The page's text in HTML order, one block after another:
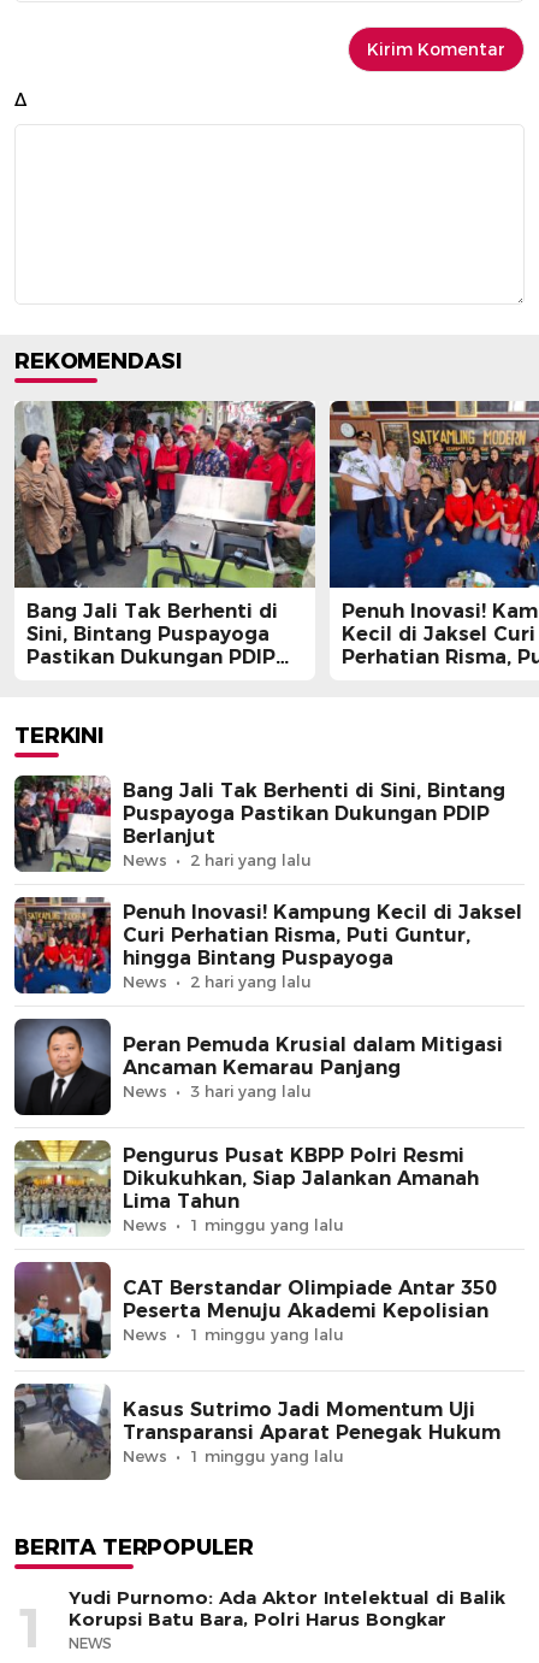
Δ
REKOMENDASI
Bang Jali Tak Berhenti di
Sini, Bintang Puspayoga
Pastikan Dukungan PDIP
Penuh Inovasi!
Kecil di Jaksel Curi
Perhatian Risma,
TERKINI
Bang Jali Tak Berhenti di Sini, Bintang
Puspayoga Pastikan Dukungan PDIP
Berlanjut
News 2 hari yang lalu
Penuh Inovasi! Kampung Kecil di Jaksel
Curi Perhatian Risma, Puti Guntur,
hingga Bintang Puspayoga
News 2 hari yang lalu
Peran Pemuda Krusial dalam Mitigasi
Ancaman Kemarau Panjang
News 3 hari yang lalu
Pengurus Pusat KBPP Polri Resmi
Dikukuhkan, Siap Jalankan Amanah
Lima Tahun
News 1 minggu yang lalu
CAT Berstandar Olimpiade Antar 350
Peserta Menuju Akademi Kepolisian
News 1 minggu yang lalu
Kasus Sutrimo Jadi Momentum Uji
Transparansi Aparat Penegak Hukum
News 1 minggu yang lalu
BERITA TERPOPULER
1
Yudi Purnomo: Ada Aktor Intelektual di Balik
Korupsi Batu Bara, Polri Harus Bongkar
NEWS